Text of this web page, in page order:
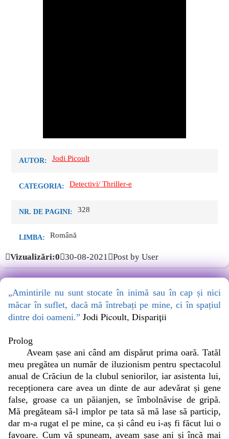
AUTOR: Jodi Picoult
CATEGORIA: Detectivi/ Thriller-e
NR. DE PAGINI: 328
LIMBA: Română
Vizualizări:0 30-08-2021 Post by User
„Amintirile nu sunt stocate în inimă sau în cap și nici
măcar în suflet, dacă mă întrebați pe mine, ci în spațiul
dintre doi oameni.” Jodi Picoult, Dispariții
Prolog
Aveam șase ani când am dispărut prima oară. Tatăl
meu pregătea un număr de iluzionism pentru spectacolul
anual de Crăciun de la clubul seniorilor, iar asistenta lui,
recepționera care avea un dinte de aur adevărat și gene
false, groase ca un păianjen, se îmbolnăvise de gripă.
Mă pregăteam să-l implor pe tata să mă lase să particip,
dar m-a rugat el pe mine, ca și când eu i-aș fi făcut lui o
favoare. Cum vă spuneam, aveam șase ani și încă mai